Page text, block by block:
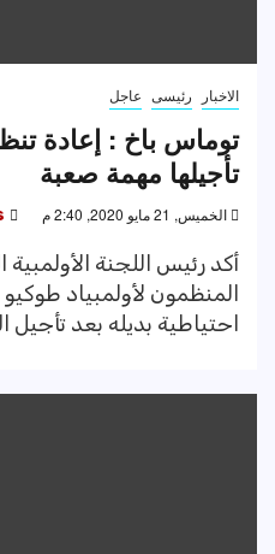
الاخبار رئيسى عاجل
توماس باخ : إعادة
تأجيلها مهمة صعبة
الخميس, 21 مايو 2020, 2:40 م
أكد رئيس اللجنة
المنظمون لأولمبياد
احتياطية بديله بعد